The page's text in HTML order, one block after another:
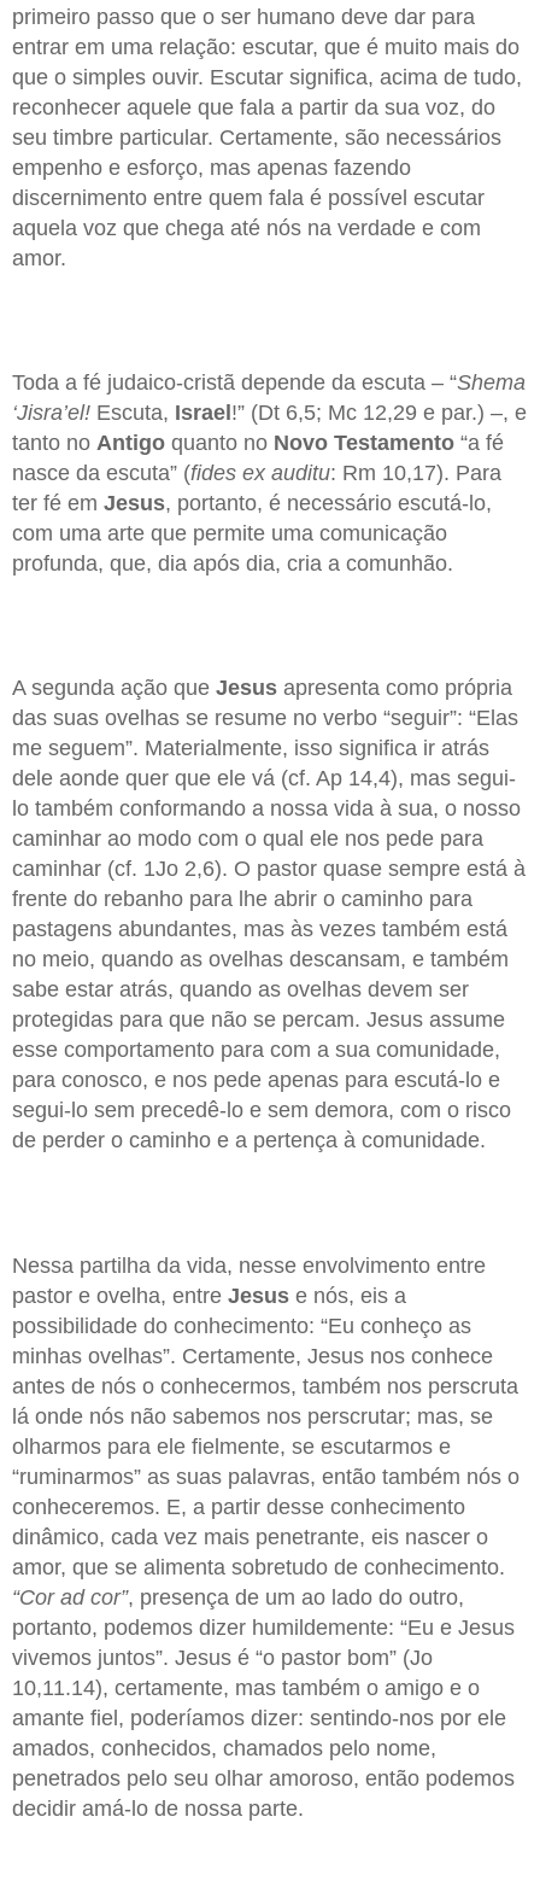
primeiro passo que o ser humano deve dar para
entrar em uma relação: escutar, que é muito mais do
que o simples ouvir. Escutar significa, acima de tudo,
reconhecer aquele que fala a partir da sua voz, do
seu timbre particular. Certamente, são necessários
empenho e esforço, mas apenas fazendo
discernimento entre quem fala é possível escutar
aquela voz que chega até nós na verdade e com
amor.
Toda a fé judaico-cristã depende da escuta – “Shema
‘Jisra’el! Escuta, Israel !” (Dt 6,5; Mc 12,29 e par.) –, e
tanto no Antigo quanto no Novo Testamento “a fé
nasce da escuta” (fides ex auditu: Rm 10,17). Para
ter fé em Jesus, portanto, é necessário escutá-lo,
com uma arte que permite uma comunicação
profunda, que, dia após dia, cria a comunhão.
A segunda ação que Jesus apresenta como própria
das suas ovelhas se resume no verbo “seguir”: “Elas
me seguem”. Materialmente, isso significa ir atrás
dele aonde quer que ele vá (cf. Ap 14,4), mas segui-
lo também conformando a nossa vida à sua, o nosso
caminhar ao modo com o qual ele nos pede para
caminhar (cf. 1Jo 2,6). O pastor quase sempre está à
frente do rebanho para lhe abrir o caminho para
pastagens abundantes, mas às vezes também está
no meio, quando as ovelhas descansam, e também
sabe estar atrás, quando as ovelhas devem ser
protegidas para que não se percam. Jesus assume
esse comportamento para com a sua comunidade,
para conosco, e nos pede apenas para escutá-lo e
segui-lo sem precedê-lo e sem demora, com o risco
de perder o caminho e a pertença à comunidade.
Nessa partilha da vida, nesse envolvimento entre
pastor e ovelha, entre Jesus e nós, eis a
possibilidade do conhecimento: “Eu conheço as
minhas ovelhas”. Certamente, Jesus nos conhece
antes de nós o conhecermos, também nos perscruta
lá onde nós não sabemos nos perscrutar; mas, se
olharmos para ele fielmente, se escutarmos e
“ruminarmos” as suas palavras, então também nós o
conheceremos. E, a partir desse conhecimento
dinâmico, cada vez mais penetrante, eis nascer o
amor, que se alimenta sobretudo de conhecimento.
“Cor ad cor”, presença de um ao lado do outro,
portanto, podemos dizer humildemente: “Eu e Jesus
vivemos juntos”. Jesus é “o pastor bom” (Jo
10,11.14), certamente, mas também o amigo e o
amante fiel, poderíamos dizer: sentindo-nos por ele
amados, conhecidos, chamados pelo nome,
penetrados pelo seu olhar amoroso, então podemos
decidir amá-lo de nossa parte.